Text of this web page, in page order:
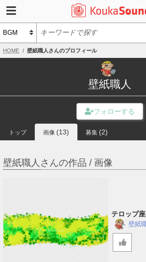
HOME 壁紙職人さんのプロフィール
壁紙職人
トップ 画像 (13) 募集 (2)
壁紙職人さんの作品 / 画像
テロップ
壁紙